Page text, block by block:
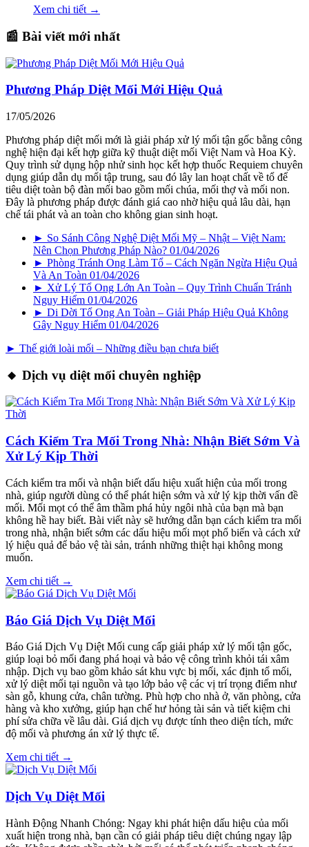
Xem chi tiết →
📰 Bài viết mới nhất
Phương Pháp Diệt Mối Mới Hiệu Quả
17/05/2026
Phương pháp diệt mối mới là giải pháp xử lý mối tận gốc bằng công
nghệ hiện đại kết hợp giữa kỹ thuật diệt mối Việt Nam và Hoa Kỳ.
Quy trình sử dụng hộp nhử sinh học kết hợp thuốc Requiem chuyên
dụng giúp dẫn dụ mối tập trung, sau đó lây lan hoạt chất về tổ để
tiêu diệt toàn bộ đàn mối bao gồm mối chúa, mối thợ và mối non.
Đây là phương pháp được đánh giá cao nhờ hiệu quả lâu dài, hạn
chế tái phát và an toàn cho không gian sinh hoạt.
► So Sánh Công Nghệ Diệt Mối Mỹ – Nhật – Việt Nam:
Nên Chọn Phương Pháp Nào? 01/04/2026
► Phòng Tránh Ong Làm Tổ – Cách Ngăn Ngừa Hiệu Quả
Và An Toàn 01/04/2026
► Xử Lý Tổ Ong Lớn An Toàn – Quy Trình Chuẩn Tránh
Nguy Hiểm 01/04/2026
► Di Dời Tổ Ong An Toàn – Giải Pháp Hiệu Quả Không
Gây Nguy Hiểm 01/04/2026
► Thế giới loài mối – Những điều bạn chưa biết
🔸 Dịch vụ diệt mối chuyên nghiệp
Cách Kiểm Tra Mối Trong Nhà: Nhận Biết Sớm Và
Xử Lý Kịp Thời
Cách kiểm tra mối và nhận biết dấu hiệu xuất hiện của mối trong
nhà, giúp người dùng có thể phát hiện sớm và xử lý kịp thời vấn đề
mối. Mối mọt có thể âm thầm phá hủy ngôi nhà của bạn mà bạn
không hề hay biết. Bài viết này sẽ hướng dẫn bạn cách kiểm tra mối
trong nhà, nhận biết sớm các dấu hiệu mối mọt phổ biến và cách xử
lý hiệu quả để bảo vệ tài sản, tránh những thiệt hại không mong
muốn.
Xem chi tiết →
Báo Giá Dịch Vụ Diệt Mối
Báo Giá Dịch Vụ Diệt Mối cung cấp giải pháp xử lý mối tận gốc,
giúp loại bỏ mối đang phá hoại và bảo vệ công trình khỏi tái xâm
nhập. Dịch vụ bao gồm khảo sát khu vực bị mối, xác định tổ mối,
xử lý diệt mối tại nguồn và tạo lớp bảo vệ các vị trí trọng điểm như
sàn gỗ, khung cửa, chân tường. Phù hợp cho nhà ở, văn phòng, cửa
hàng và kho xưởng, giúp hạn chế hư hỏng tài sản và tiết kiệm chi
phí sửa chữa về lâu dài. Giá dịch vụ được tính theo diện tích, mức
độ mối và phương án xử lý thực tế.
Xem chi tiết →
Dịch Vụ Diệt Mối
Hành Động Nhanh Chóng: Ngay khi phát hiện dấu hiệu của mối
xuất hiện trong nhà, bạn cần có giải pháp tiêu diệt chúng ngay lập